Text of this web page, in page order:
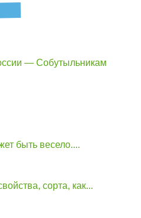
— Собутыльникам
быть весело....
сорта, как...